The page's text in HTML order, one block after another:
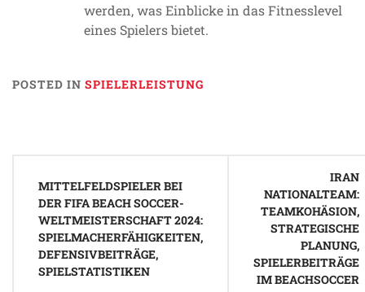
werden, was Einblicke in das Fitnesslevel
eines Spielers bietet.
POSTED IN SPIELERLEISTUNG
navigation
MITTELFELDSPIELER BEI
DER FIFA BEACH SOCCER-
WELTMEISTERSCHAFT 2024:
SPIELMACHERFÄHIGKEITEN,
DEFENSIVBEITRÄGE,
SPIELSTATISTIKEN
IRAN
NATIONALTEAM:
TEAMKOHÄSION,
STRATEGISCHE
PLANUNG,
SPIELERBEITRÄGE
IM BEACHSOCCER